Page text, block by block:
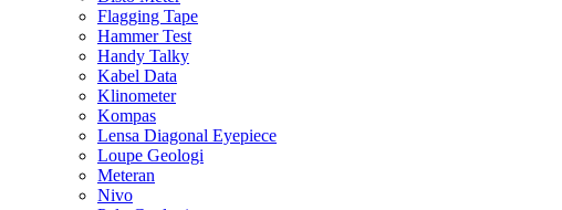
Flagging Tape
Hammer Test
Handy Talky
Kabel Data
Klinometer
Kompas
Lensa Diagonal Eyepiece
Loupe Geologi
Meteran
Nivo